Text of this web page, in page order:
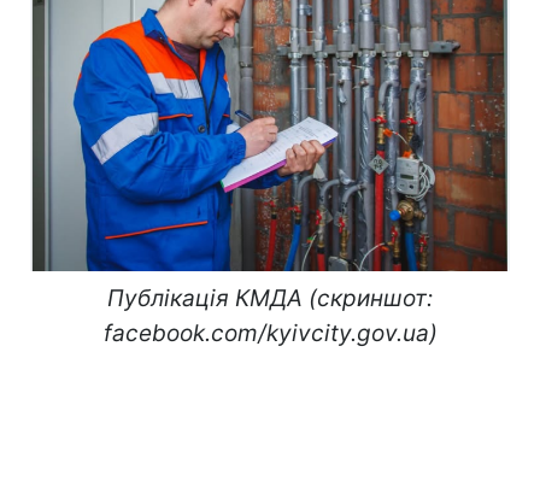
Публікація КМДА (скриншот:
facebook.com/kyivcity.gov.ua)